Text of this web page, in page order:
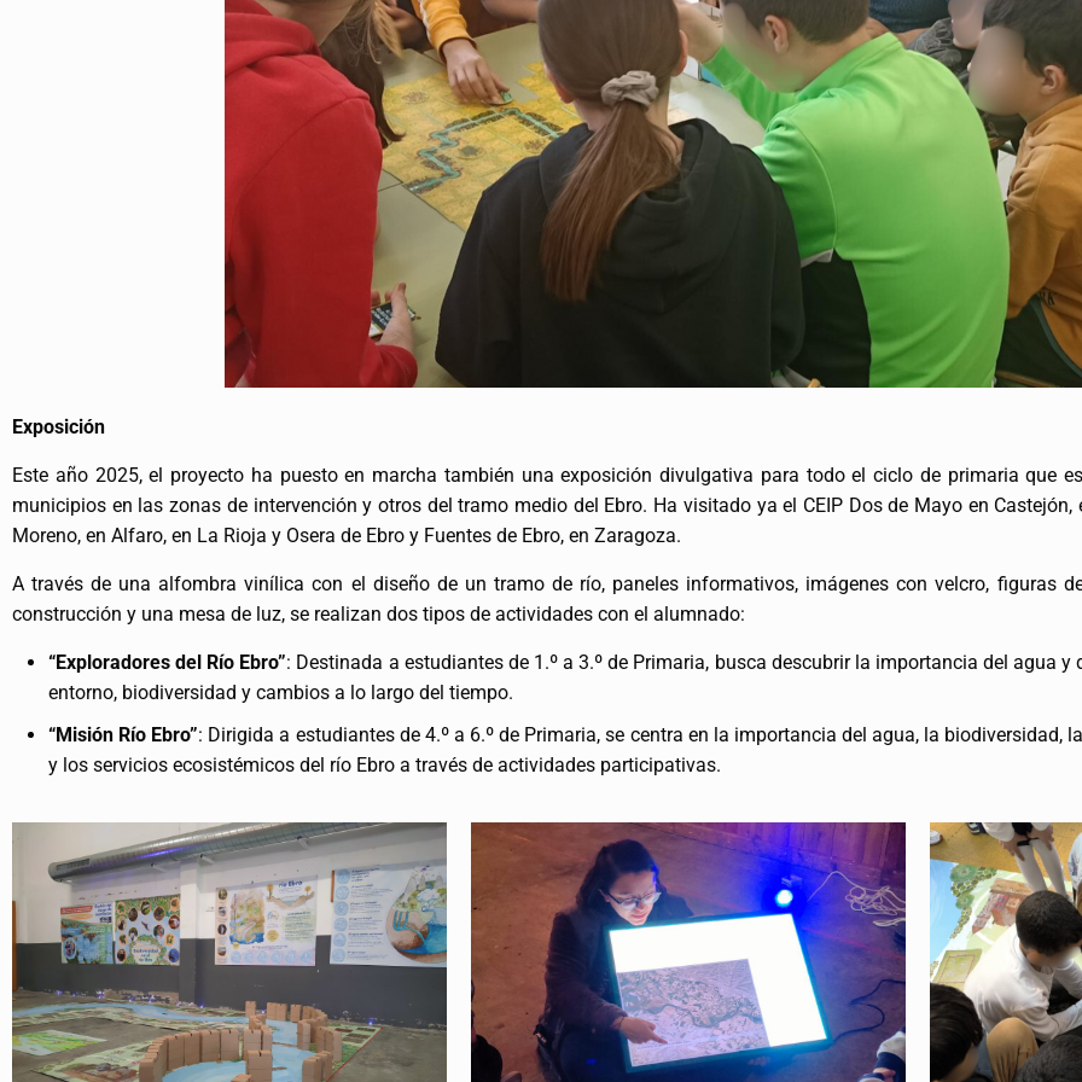
Exposición
Este año 2025, el proyecto ha puesto en marcha también una exposición divulgativa para todo el ciclo de primaria que
municipios en las zonas de intervención y otros del tramo medio del Ebro. Ha visitado ya el CEIP Dos de Mayo en Castejón,
Moreno, en Alfaro, en La Rioja y Osera de Ebro y Fuentes de Ebro, en Zaragoza.
A través de una alfombra vinílica con el diseño de un tramo de río, paneles informativos, imágenes con velcro, figuras
construcción y una mesa de luz, se realizan dos tipos de actividades con el alumnado:
“Exploradores del Río Ebro”: Destinada a estudiantes de 1.º a 3.º de Primaria, busca descubrir la importancia del agua y
entorno, biodiversidad y cambios a lo largo del tiempo.
“Misión Río Ebro”: Dirigida a estudiantes de 4.º a 6.º de Primaria, se centra en la importancia del agua, la biodiversidad,
y los servicios ecosistémicos del río Ebro a través de actividades participativas.